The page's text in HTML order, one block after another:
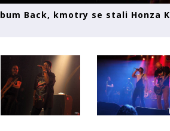
Back, kmotry se stali Honza